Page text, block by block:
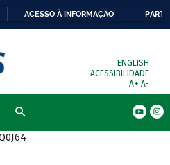
ACESSO À INFORMAÇÃO
ENGLISH
ACESSIBILIDADE
A+ A-